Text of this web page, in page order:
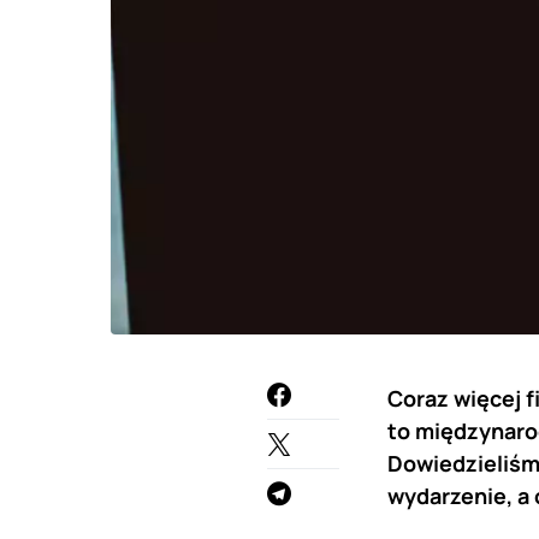
Coraz więcej
to
wydarzenie, a